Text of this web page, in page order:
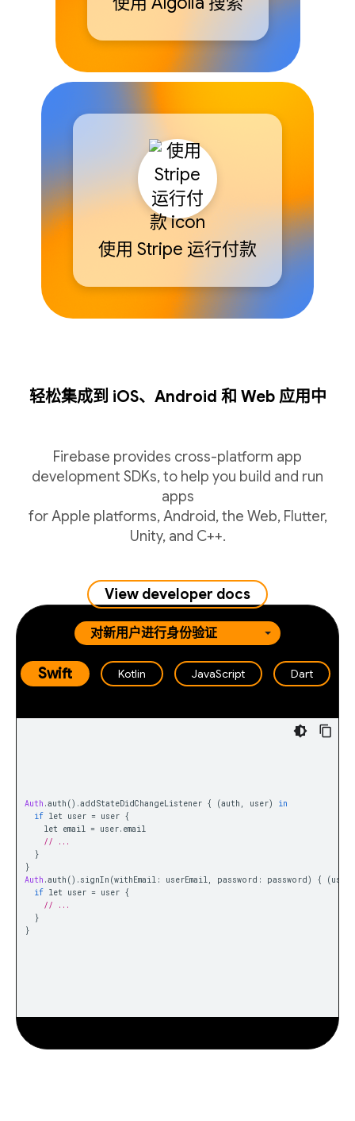
使用 Stripe 运行付款
轻松集成到 iOS、Android 和 Web 应用中
Firebase provides cross-platform app
development SDKs, to help you build and run
apps
for Apple platforms, Android, the Web, Flutter,
Unity, and C++.
View developer docs